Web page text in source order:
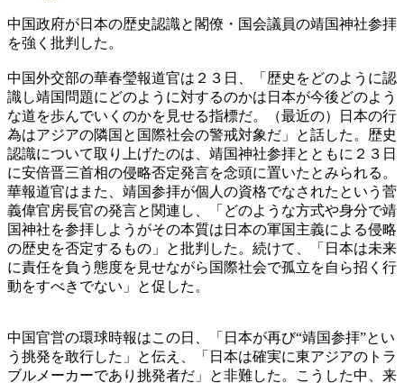
中国政府が日本の歴史認識と閣僚・国会議員の靖国神社参拝
を強く批判した。
中国外交部の華春瑩報道官は２３日、「歴史をどのように認
識し靖国問題にどのように対するのかは日本が今後どのよう
な道を歩んでいくのかを見せる指標だ。（最近の）日本の行
為はアジアの隣国と国際社会の警戒対象だ」と話した。歴史
認識について取り上げたのは、靖国神社参拝とともに２３日
に安倍晋三首相の侵略否定発言を念頭に置いたとみられる。
華報道官はまた、靖国参拝が個人の資格でなされたという菅
義偉官房長官の発言と関連し、「どのような方式や身分で靖
国神社を参拝しようがその本質は日本の軍国主義による侵略
の歴史を否定するもの」と批判した。続けて、「日本は未来
に責任を負う態度を見せながら国際社会で孤立を自ら招く行
動をすべきでない」と促した。
中国官営の環球時報はこの日、「日本が再び“靖国参拝”とい
う挑発を敢行した」と伝え、「日本は確実に東アジアのトラ
ブルメーカーであり挑発者だ」と非難した。こうした中、来